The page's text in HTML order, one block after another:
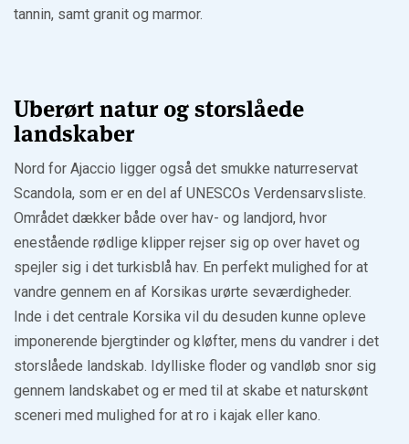
tannin, samt granit og marmor.
Uberørt natur og storslåede
landskaber
Nord for Ajaccio ligger også det smukke naturreservat
Scandola, som er en del af UNESCOs Verdensarvsliste.
Området dækker både over hav- og landjord, hvor
enestående rødlige klipper rejser sig op over havet og
spejler sig i det turkisblå hav. En perfekt mulighed for at
vandre gennem en af Korsikas urørte seværdigheder.
Inde i det centrale Korsika vil du desuden kunne opleve
imponerende bjergtinder og kløfter, mens du vandrer i det
storslåede landskab. Idylliske floder og vandløb snor sig
gennem landskabet og er med til at skabe et naturskønt
sceneri med mulighed for at ro i kajak eller kano.